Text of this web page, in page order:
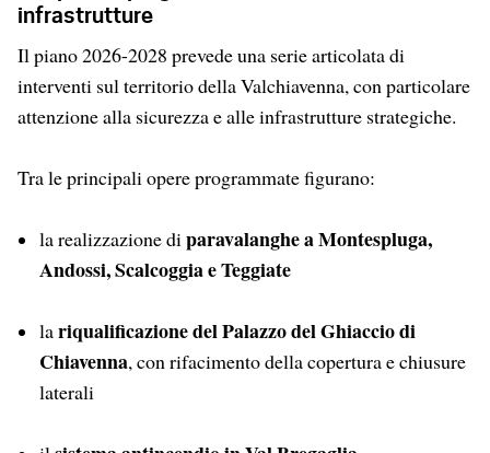
infrastrutture
Il piano 2026-2028 prevede una serie articolata di
interventi sul territorio della Valchiavenna, con particolare
attenzione alla sicurezza e alle infrastrutture strategiche.
Tra le principali opere programmate figurano:
la realizzazione diparavalanghe a Montespluga,
Andossi, Scalcoggia e Teggiate
lariqualificazione del Palazzo del Ghiaccio di
Chiavenna, con rifacimento della copertura e chiusure
laterali